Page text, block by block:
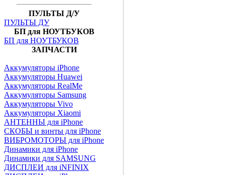
ПУЛЬТЫ Д/У
ПУЛЬТЫ ДУ
БП для НОУТБУКОВ
БП для НОУТБУКОВ
ЗАПЧАСТИ
Аккумуляторы iPhone
Аккумуляторы Huawei
Аккумуляторы RealMe
Аккумуляторы Samsung
Аккумуляторы Vivo
Аккумуляторы Xiaomi
АНТЕННЫ для iPhone
СКОБЫ и винты для iPhone
ВИБРОМОТОРЫ для iPhone
Динамики для iPhone
Динамики для SAMSUNG
ДИСПЛЕИ для iNFINIX